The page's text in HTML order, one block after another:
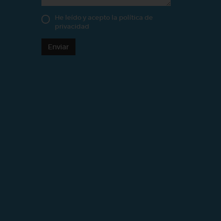
He leído y acepto la política de
privacidad
Enviar